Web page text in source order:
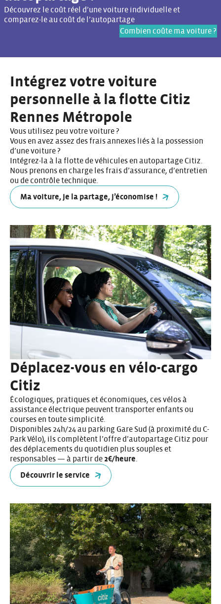
Découvrez le coût réel d’une voiture individuelle et
comparez-le au coût de l’autopartage
Combien coûte ma voiture ?
Intégrez votre voiture
personnelle à la flotte Citiz
Rennes Métropole
Vous utilisez peu votre voiture ?
Vous en avez assez des frais annexes liés à la possession
d’une voiture ?
Intégrez-la à la flotte de véhicules en autopartage Citiz.
Nous prenons en charge les frais d’assurance, d’entretien
ou de contrôle technique.
Ma voiture, je la partage, j’économise !
Déplacez-vous en vélo-cargo
Citiz
Écologiques, pratiques et économiques, ces vélos à
assistance électrique peuvent transporter enfants ou
courses en toute simplicité.
Disponibles 24h/24 au parking Gare Sud (à proximité du C-
Park Vélo), ils complètent l’offre d’autopartage Citiz pour
des déplacements du quotidien plus souples et
responsables — à partir de 2€/heure.
Découvrir le service